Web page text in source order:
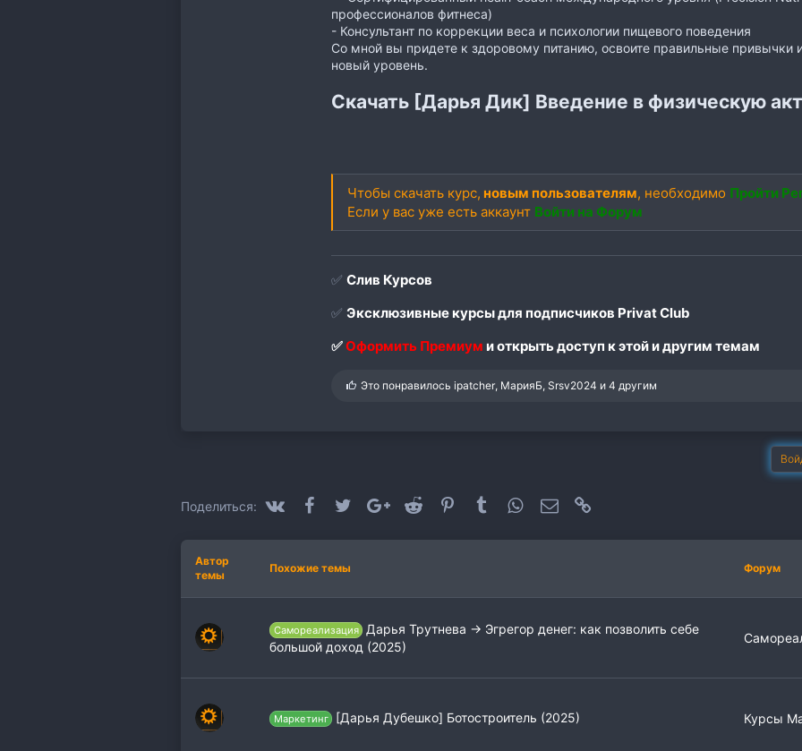
профессионалов фитнеса)
‌- Консультант по коррекции веса и психологии пищевого поведения
Со мной вы придете к здоровому питанию, освоите правильные привычки
новый уровень.
Скачать [Дарья Дик] Введение в физическую
Чтобы скачать курс, новым пользователям, необходимо Пройти
Если у вас уже есть аккаунт Войти на Форум
✅ Слив Курсов
✅ Эксклюзивные курсы для подписчиков Privat Club
✅Оформить Премиум и открыть доступ к этой и другим темам
С
Это понравилось ipatcher, МарияБ, Srsv2024 и 4 другим
Поделиться: VK FacebookTwitterGoogle+Reddit PinterestTumblrWhatsAppЭлектронная почта
Автор
темы
Похожие темы Форум
Самореализация
Дарья Трутнева → Эгрегор денег: как позволить себе
большой доход (2025)
Маркетинг [Дарья Дубешко] Ботостроитель (2025) Курсы